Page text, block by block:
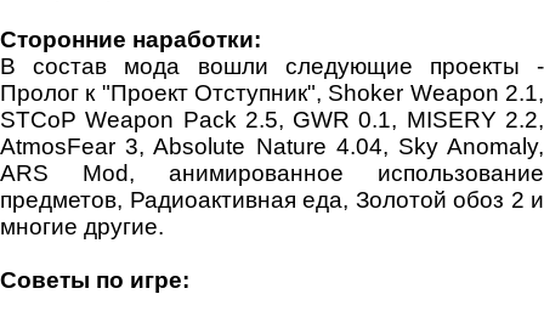
Сторонние наработки:
В состав мода вошли следующие проекты -
Пролог к "Проект Отступник", Shoker Weapon 2.1,
STCoP Weapon Pack 2.5, GWR 0.1, MISERY 2.2,
AtmosFear 3, Absolute Nature 4.04, Sky Anomaly,
ARS Mod, анимированное использование
предметов, Радиоактивная еда, Золотой обоз 2 и
многие другие.
Советы по игре: